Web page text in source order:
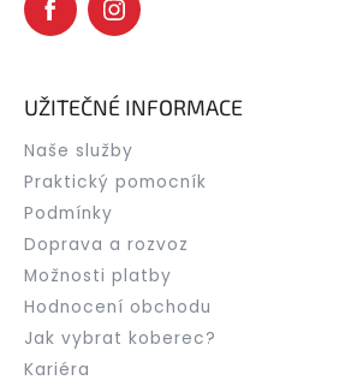
UŽITEČNÉ INFORMACE
Naše služby
Praktický pomocník
Podmínky
Doprava a rozvoz
Možnosti platby
Hodnocení obchodu
Jak vybrat koberec?
Kariéra